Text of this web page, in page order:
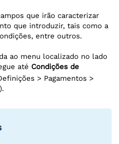
que irão caracterizar
que introduzir, tais como a
entre outros.
ao menu localizado no lado
até Condições de
> Pagamentos >